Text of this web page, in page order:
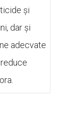
și
dar și
adecvate